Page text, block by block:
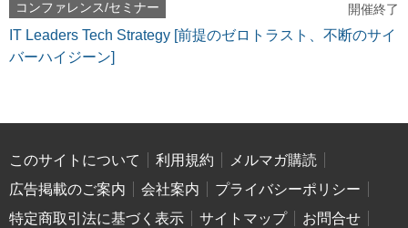
コンファレンス/セミナー 開催終了
IT Leaders Tech Strategy [前提のゼロトラスト、不断のサイ
バーハイジーン]
このサイトについて 利用規約
メルマガ購読
広告掲載のご案内
会社案内
プライバシーポリシー
特定商取引法に基づく表示
サイトマップ
お問合せ